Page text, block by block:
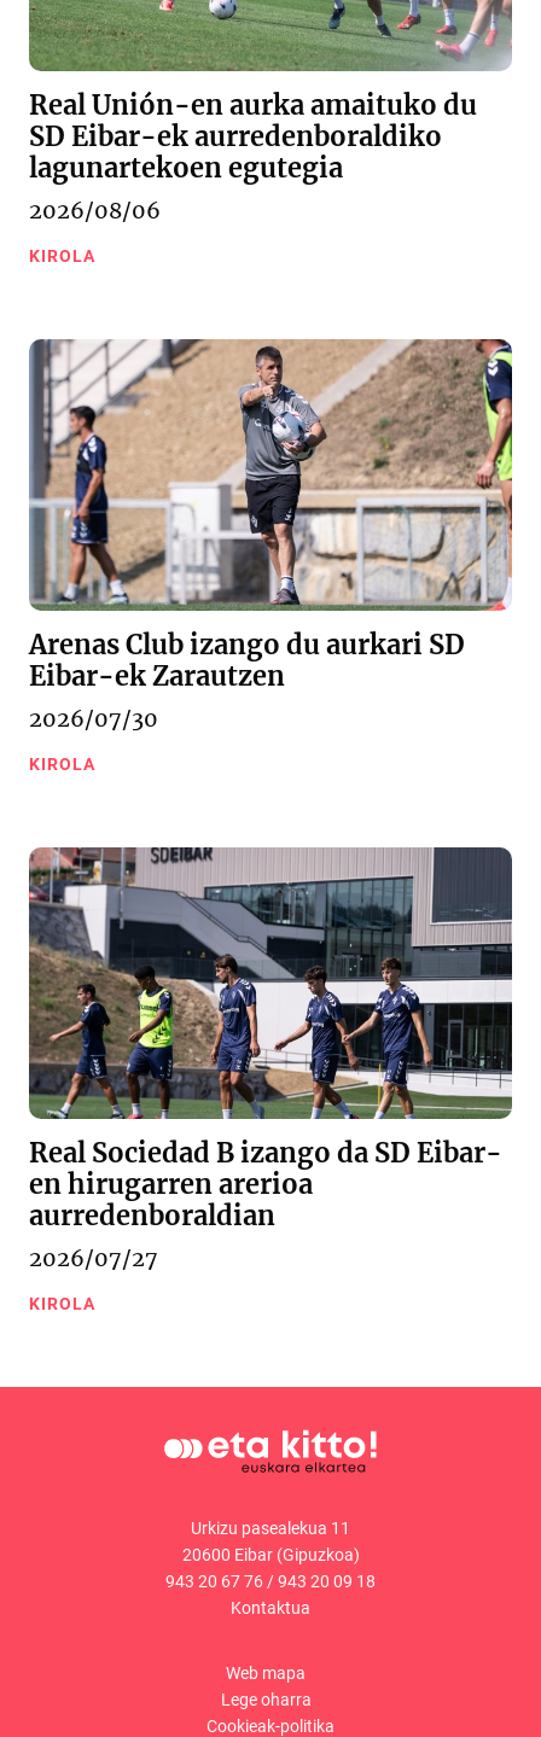
Real Unión-en aurka amaituko du
SD Eibar-ek aurredenboraldiko
lagunartekoen egutegia
2026/08/06
KIROLA
Arenas Club izango du aurkari SD
Eibar-ek Zarautzen
2026/07/30
KIROLA
Real Sociedad B izango da SD Eibar-
en hirugarren arerioa
aurredenboraldian
2026/07/27
KIROLA
Urkizu pasealekua 11
20600 Eibar (Gipuzkoa)
943 20 67 76/943 20 09 18
Kontaktua
Web mapa
Lege oharra
Cookieak-politika